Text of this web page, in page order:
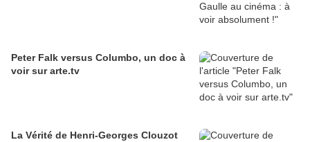
Peter Falk versus Columbo, un doc à
voir sur arte.tv
La Vérité de Henri-Georges Clouzot